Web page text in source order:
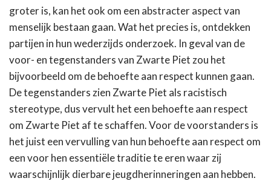
groter is, kan het ook om een abstracter aspect van
menselijk bestaan gaan. Wat het precies is, ontdekken
partijen in hun wederzijds onderzoek. In geval van de
voor- en tegenstanders van Zwarte Piet zou het
bijvoorbeeld om de behoefte aan respect kunnen gaan.
De tegenstanders zien Zwarte Piet als racistisch
stereotype, dus vervult het een behoefte aan respect
om Zwarte Piet af te schaffen. Voor de voorstanders is
het juist een vervulling van hun behoefte aan respect om
een voor hen essentiële traditie te eren waar zij
waarschijnlijk dierbare jeugdherinneringen aan hebben.